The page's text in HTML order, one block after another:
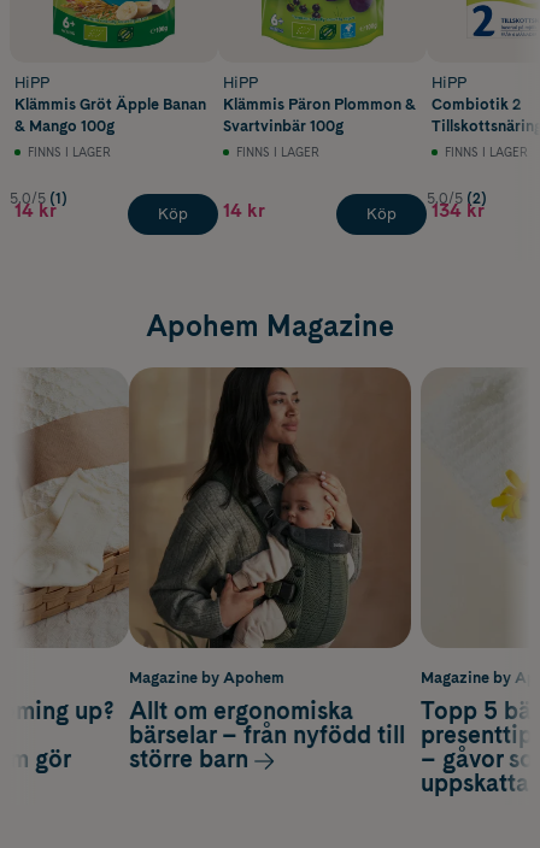
HiPP
Klämmis Gröt Äpple Banan
& Mango 100g
FINNS I LAGER
5.0/5 (1)
14 kr Köp
HiPP
Klämmis Päron Plommon &
Svartvinbär 100g
FINNS I LAGER
14 kr Köp
HiPP
Combiotik 2
600g
FINNS I LAGER
5.0/5 (2)
134 kr
Apohem Magazine
Magazine by
Topp 5
– gåvor
up?
gör
Magazine by Apohem
Allt om ergonomiska
bärselar – från nyfödd till
större barn